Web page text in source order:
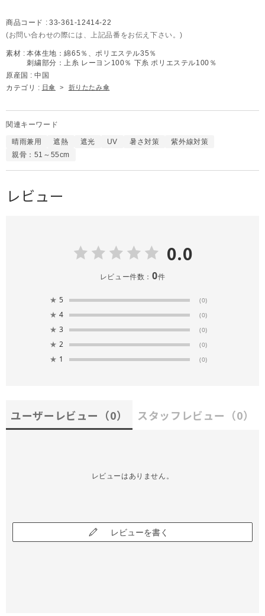
商品コード : 33-361-12414-22
(お問い合わせの際には、上記品番をお伝え下さい。)
素材 : 本体生地：綿65％、ポリエステル35％
刺繍部分：上糸 レーヨン100％ 下糸 ポリエステル100％
原産国 : 中国
カテゴリ : 日傘 > 折りたたみ傘
関連キーワード
晴雨兼用 遮熱 遮光 UV 暑さ対策
紫外線対策
親骨：51～55cm
レビュー
0.0
レビュー件数： 0件
★ 5 (0)
★ 4 (0)
★ 3 (0)
★ 2 (0)
★ 1 (0)
ユーザーレビュー （0） スタッフレビュー （0）
レビューはありません。
レビューを書く